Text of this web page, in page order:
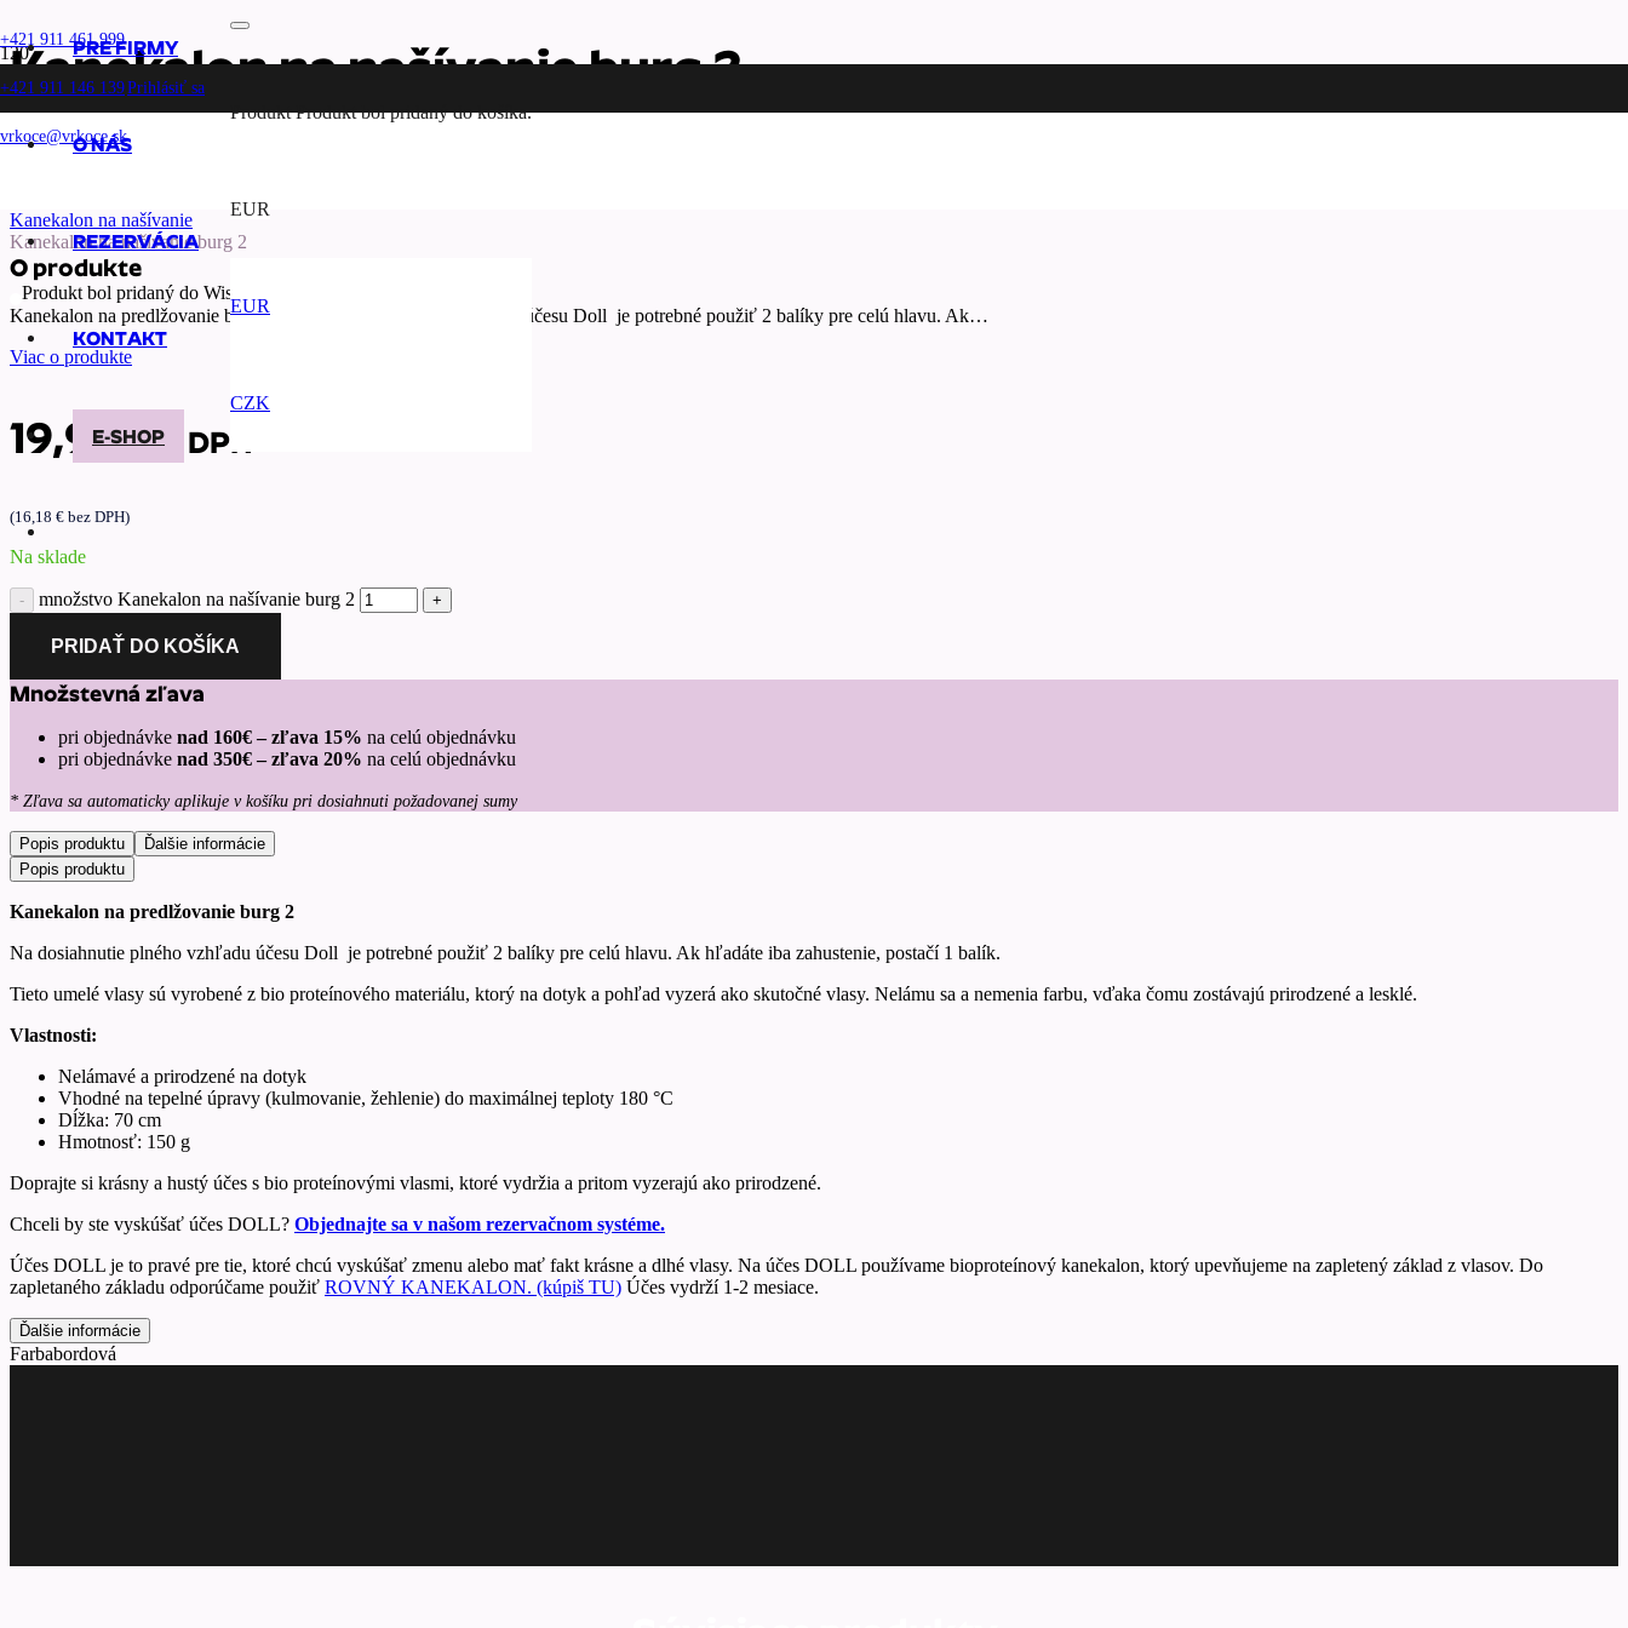
+421 911 461 999
+421 911 146 139
vrkoce@vrkoce.sk
Prihlásiť sa
PRE FIRMY
O NÁS
REZERVÁCIA
KONTAKT
E-SHOP
ProduktProduktbol pridaný do košíka.
EUR
EUR
CZK
Kanekalon na našívanie burg 2
Domov
Kanekalon na našívanie
Kanekalon na našívanie burg 2
O produkte
Produkt bol pridaný do Wishlistu.
Kanekalon na predlžovanie burg 2 Na dosiahnutie plného vzhľadu účesu Doll je potrebné použiť 2 balíky pre celú hlavu. Ak…
Viac o produkte
19,90€s DPH
(16,18 € bez DPH)
Na sklade
množstvo Kanekalon na našívanie burg 2
PRIDAŤ DO KOŠÍKA
Množstevná zľava
pri objednávke nad 160€ – zľava 15% na celú objednávku
pri objednávke nad 350€ – zľava 20% na celú objednávku
* Zľava sa automaticky aplikuje v košíku pri dosiahnuti požadovanej sumy
Popis produktu
Ďalšie informácie
Popis produktu
Kanekalon na predlžovanie burg 2
Na dosiahnutie plného vzhľadu účesu Doll je potrebné použiť 2 balíky pre celú hlavu. Ak hľadáte iba zahustenie, postačí 1 balík.
Tieto umelé vlasy sú vyrobené z bio proteínového materiálu, ktorý na dotyk a pohľad vyzerá ako skutočné vlasy. Nelámu sa a nemenia farbu, vďaka čomu zostávajú prirodzené a lesklé.
Vlastnosti:
Nelámavé a prirodzené na dotyk
Vhodné na tepelné úpravy (kulmovanie, žehlenie) do maximálnej teploty 180 °C
Dĺžka: 70 cm
Hmotnosť: 150 g
Doprajte si krásny a hustý účes s bio proteínovými vlasmi, ktoré vydržia a pritom vyzerajú ako prirodzené.
Chceli by ste vyskúšať účes DOLL? Objednajte sa v našom rezervačnom systéme.
Účes DOLL je to pravé pre tie, ktoré chcú vyskúšať zmenu alebo mať fakt krásne a dlhé vlasy. Na účes DOLL používame bioproteínový kanekalon, ktorý upevňujeme na zapletený základ z vlasov. Do
zapletaného základu odporúčame použiť ROVNÝ KANEKALON. (kúpiš TU) Účes vydrží 1-2 mesiace.
Ďalšie informácie
Farbabordová